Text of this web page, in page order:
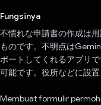
Fungsinya
不慣れな申請書の作成は
ものです。不明点は
ポートしてくれるアプリ
可能です。役所などに設置
Membuat formulir